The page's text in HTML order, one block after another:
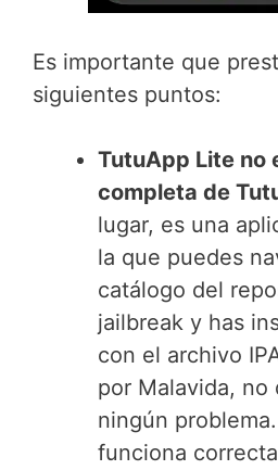
Es importante que
siguientes puntos:
TutuApp Lite no
completa de
lugar, es una
la que puedes
catálogo del
jailbreak y has
con el archivo
por Malavida, no
ningún
funciona